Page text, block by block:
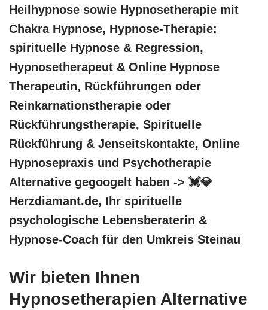
Heilhypnose sowie Hypnosetherapie mit
Chakra Hypnose, Hypnose-Therapie:
spirituelle Hypnose & Regression,
Hypnosetherapeut & Online Hypnose
Therapeutin, Rückführungen oder
Reinkarnationstherapie oder
Rückführungstherapie, Spirituelle
Rückführung & Jenseitskontakte, Online
Hypnosepraxis und Psychotherapie
Alternative gegoogelt haben -> 💓️💎
Herzdiamant.de, Ihr spirituelle
psychologische Lebensberaterin &
Hypnose-Coach für den Umkreis Steinau
Wir bieten Ihnen
Hypnosetherapien Alternative